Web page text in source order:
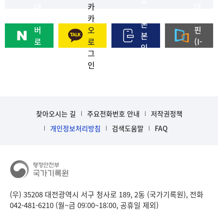
버
로
카
카
오
로
그
인
폰
본
인
핀
(I-
찾아오시는 길 주요전화번호 안내
저작권정책
개인정보처리방침
검색도움말 FAQ
(우) 35208 대전광역시 서구 청사로 189, 2동 (국가기록원), 전화
042-481-6210 (월~금 09:00~18:00, 공휴일 제외)